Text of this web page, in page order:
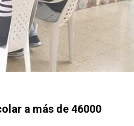
a más de 46000